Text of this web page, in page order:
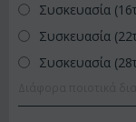
Συσκευασία
Συσκευασία
Συσκευασία